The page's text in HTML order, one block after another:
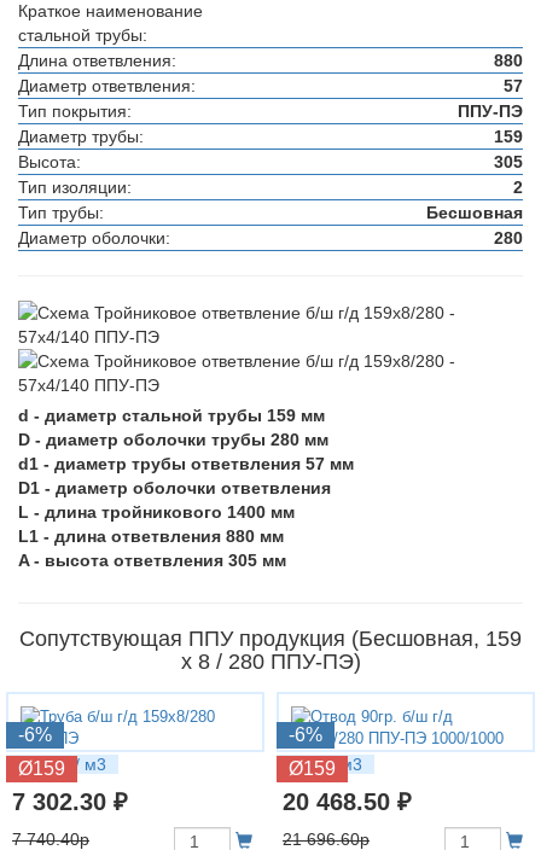
Краткое наименование
стальной трубы:
Длина ответвления:
880
Диаметр ответвления:
57
Тип покрытия:
ППУ-ПЭ
Диаметр трубы:
159
Высота:
305
Тип изоляции:
2
Тип трубы:
Бесшовная
Диаметр оболочки:
280
d - диаметр стальной трубы 159 мм
D - диаметр оболочки трубы 280 мм
d1 - диаметр трубы ответвления 57 мм
D1 - диаметр оболочки ответвления
L - длина тройникового 1400 мм
L1 - длина ответвления 880 мм
A - высота ответвления 305 мм
Сопутствующая ППУ продукция (Бесшовная, 159
х 8 / 280 ППУ-ПЭ)
-6%
Ø159
36.5 кг / м3
7 302.30 ₽
7 740.40р
-6%
Ø159
73 кг / м3
20 468.50 ₽
21 696.60р